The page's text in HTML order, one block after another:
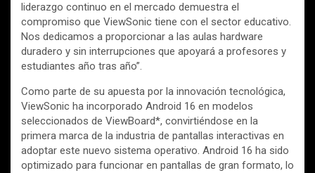
liderazgo continuo en el mercado demuestra el
compromiso que ViewSonic tiene con el sector educativo.
Nos dedicamos a proporcionar a las aulas hardware
duradero y sin interrupciones que apoyará a profesores y
estudiantes año tras año”.
Como parte de su apuesta por la innovación tecnológica,
ViewSonic ha incorporado Android 16 en modelos
seleccionados de ViewBoard*, convirtiéndose en la
primera marca de la industria de pantallas interactivas en
adoptar este nuevo sistema operativo. Android 16 ha sido
optimizado para funcionar en pantallas de gran formato, lo